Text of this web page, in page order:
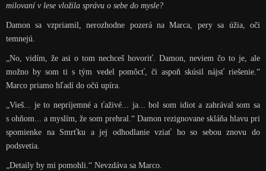
milovaní v lese vložila správu o sebe do mysle?
Damon sa vzpriamil, nerozhodne pozerá na Marca, pery sa úžia, oči
temnejú.
„No, vidím, že asi o tom nechceš hovoriť. Damon, neviem čo to je, ale
možno by som ti s tým vedel pomôcť, či aspoň skúsil nájsť riešenie.“
Marco priamo hľadí do očú upíra.
„Vieš... je to nepríjemné a ťaživé... ja... bol som idiot a zahrával som sa
s ohňom... a myslím, že som prehral.“ Damon rezignovane skláňa hlavu pri
spomienke na Smrťku a jej odhodlanie vziať ho so sebou znovu do
podsvetia.
„Detaily by mi pomohli.“ Nevzdáva sa Marco.